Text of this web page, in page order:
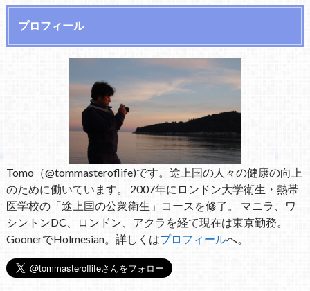
プロフィール
Tomo（@tommasteroflife)です。途上国の人々の健康の向上
のために働いています。 2007年にロンドン大学衛生・熱帯
医学校の「途上国の公衆衛生」コースを修了。 マニラ、ワ
シントンDC、ロンドン、アクラを経て現在は東京勤務。
GoonerでHolmesian。詳しくはプロフィールへ。